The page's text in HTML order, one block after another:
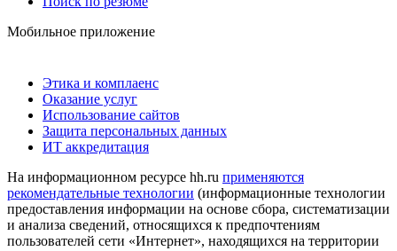
Мобильное приложение
Этика и комплаенс
Оказание услуг
Использование сайтов
Защита персональных данных
ИТ аккредитация
На информационном ресурсе hh.ru применяются
рекомендательные технологии (информационные технологии
предоставления информации на основе сбора, систематизации
и анализа сведений, относящихся к предпочтениям
пользователей сети «Интернет», находящихся на территории